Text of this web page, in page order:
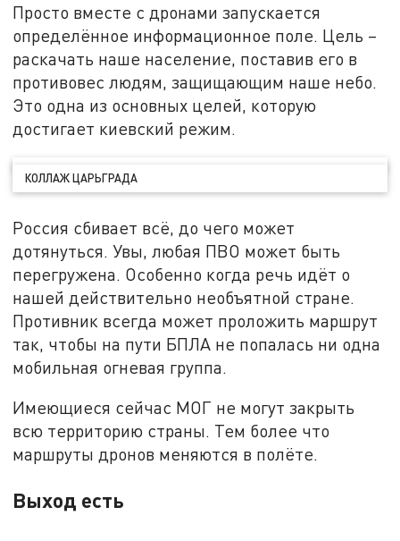
Просто вместе с дронами запускается
определённое информационное поле. Цель –
раскачать наше население, поставив его в
противовес людям, защищающим наше небо.
Это одна из основных целей, которую
достигает киевский режим.
КОЛЛАЖ ЦАРЬГРАДА
Россия сбивает всё, до чего может
дотянуться. Увы, любая ПВО может быть
перегружена. Особенно когда речь идёт о
нашей действительно необъятной стране.
Противник всегда может проложить маршрут
так, чтобы на пути БПЛА не попалась ни одна
мобильная огневая группа.
Имеющиеся сейчас МОГ не могут закрыть
всю территорию страны. Тем более что
маршруты дронов меняются в полёте.
Выход есть